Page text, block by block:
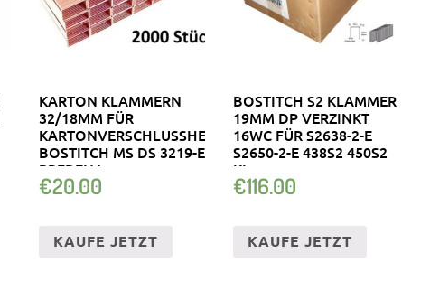
KARTON KLAMMERN
32/18MM FÜR
KARTONVERSCHLUSSHEFTER
BOSTITCH MS DS 3219-E
PREBENA
€20.00
KAUFE JETZT
BOSTITCH S2 KLAMMER
19MM DP VERZINKT
16WC FÜR S2638-2-E
S2650-2-E 438S2 450S2
KL
€116.00
KAUFE JETZT